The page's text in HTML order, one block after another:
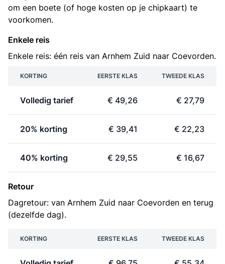
om een boete (of hoge kosten op je chipkaart) te
voorkomen.
Enkele reis
Enkele reis: één reis van Arnhem Zuid naar Coevorden.
KORTING EERSTE KLAS TWEEDE KLAS
Volledig tarief € 49,26 € 27,79
20% korting € 39,41 € 22,23
40% korting € 29,55 € 16,67
Retour
Dagretour: van Arnhem Zuid naar Coevorden en terug
(dezelfde dag).
KORTING EERSTE KLAS TWEEDE KLAS